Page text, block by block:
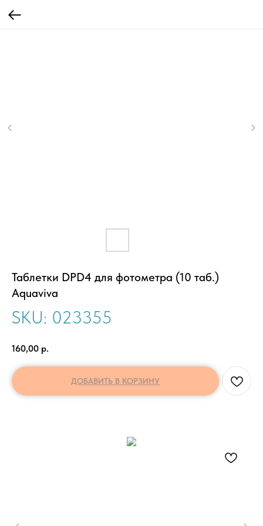
Таблетки DPD4 для фотометра (10 таб.)
Aquaviva
SKU: 023355
160,00 р.
ДОБАВИТЬ В КОРЗИНУ